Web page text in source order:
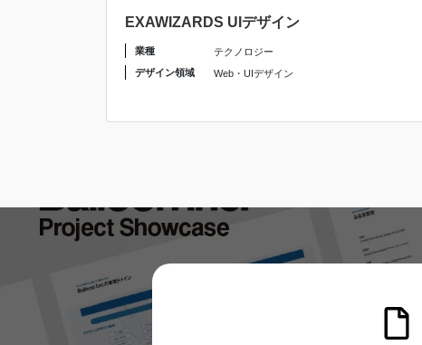
EXAWIZARDS UIデザイン
業種
テクノロジー
デザイン領域
Web・UIデザイン